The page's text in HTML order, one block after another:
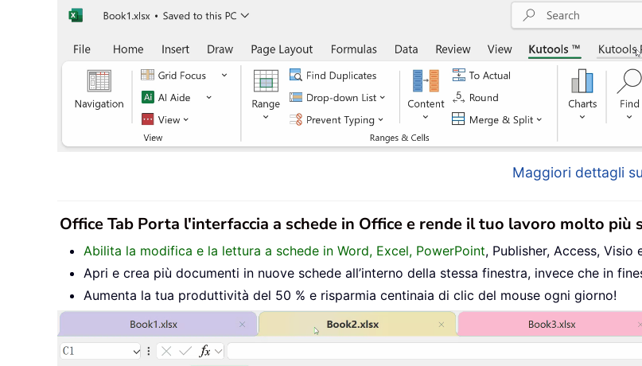
Maggiori dettagli
Office Tab Porta l'interfaccia a schede in Office e rende il tuo lavoro molto più
Abilita la modifica e la lettura a schede in Word, Excel, PowerPoint, Publisher, Access, Visio
Apri e crea più documenti in nuove schede all’interno della stessa finestra, invece che in
Aumenta la tua produttività del 50 % e risparmia centinaia di clic del mouse ogni giorno!